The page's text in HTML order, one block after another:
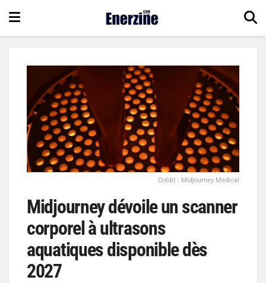
Crédit : Midjourney Medical
Midjourney dévoile un scanner
corporel à ultrasons
aquatiques disponible dès
2027